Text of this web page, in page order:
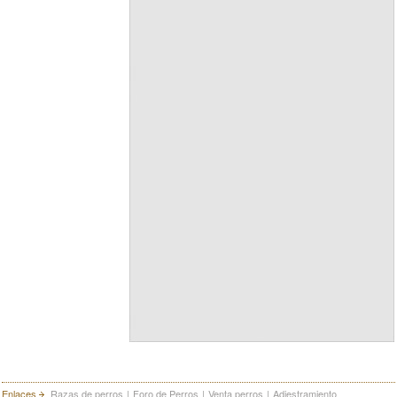
Enlaces Razas de perros | Foro de Perros | Venta perros | Adiestramiento